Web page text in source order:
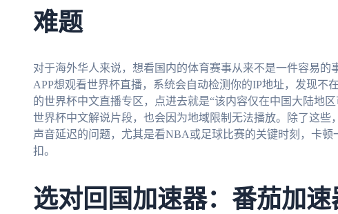
难题
对于海外华人来说，想看国内的体育赛事从来不是一件容易的
APP想观看世界杯直播，系统会自动检测你的IP地址，发现不
的世界杯中文直播专区，点进去就是“该内容仅在中国大陆地
世界杯中文解说片段，也会因为地域限制无法播放。除了这些
声音延迟的问题，尤其是看NBA或足球比赛的关键时刻，卡
扣。
选对回国加速器：番茄加